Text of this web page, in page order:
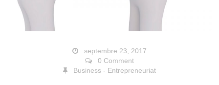
septembre 23, 2017
0 Comment
Business - Entrepreneuriat